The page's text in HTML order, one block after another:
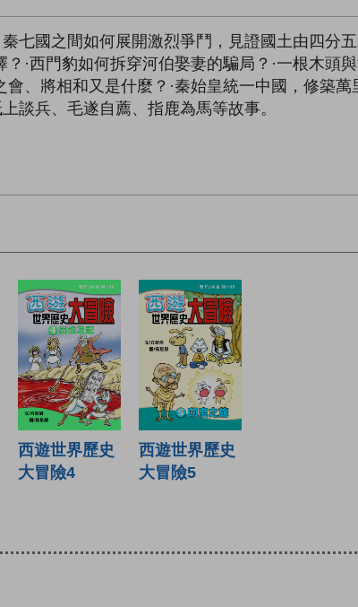
七國之間如何展開激烈爭鬥，見證國土由四分
·西門豹如何拆穿河伯娶妻的騙局？·一根木頭
、將相和又是什麼？·秦始皇統一中國，修築
談兵、毛遂自薦、指鹿為馬等故事。
西遊世界歷史
大冒險4
西遊世界歷史
大冒險5